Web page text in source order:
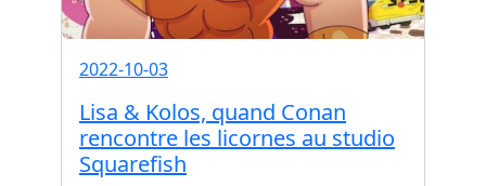
2022-10-03
Lisa & Kolos, quand Conan
rencontre les licornes au studio
Squarefish